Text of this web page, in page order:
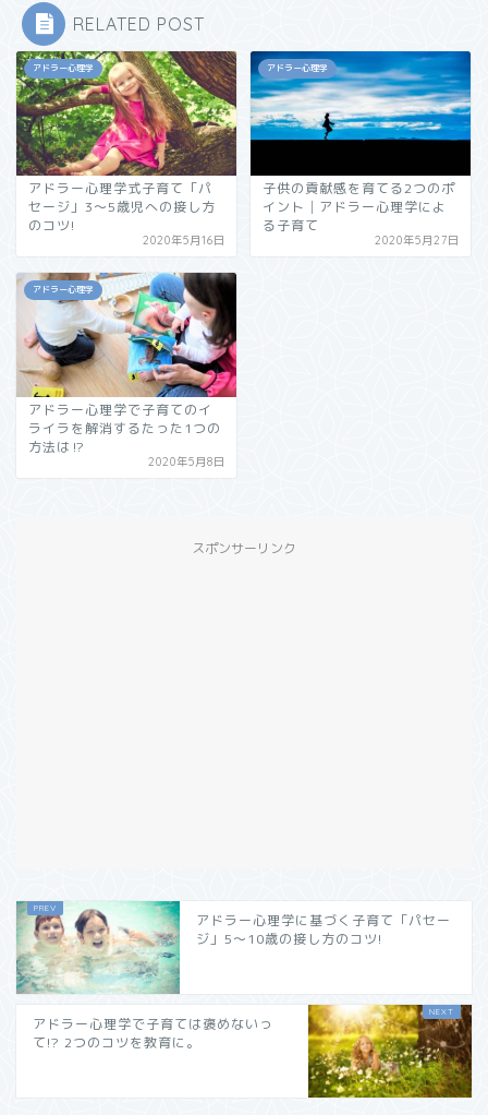
RELATED POST
アドラー心理学
アドラー心理学式子育て「パ
セージ」3～5歳児への接し方
のコツ!
2020年5月16日
アドラー心理学
子供の貢献感を育てる2つのポ
イント│アドラー心理学によ
る子育て
2020年5月27日
アドラー心理学
アドラー心理学で子育てのイ
ライラを解消するたった1つの
方法は⁉︎
2020年5月8日
スポンサーリンク
アドラー心理学に基づく子育て「パセー
ジ」5～10歳の接し方のコツ!
アドラー心理学で子育ては褒めないっ
て!? 2つのコツを教育に。